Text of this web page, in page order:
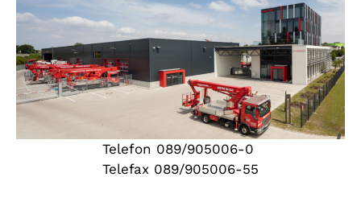
Telefon 089/905006-0
Telefax 089/905006-55